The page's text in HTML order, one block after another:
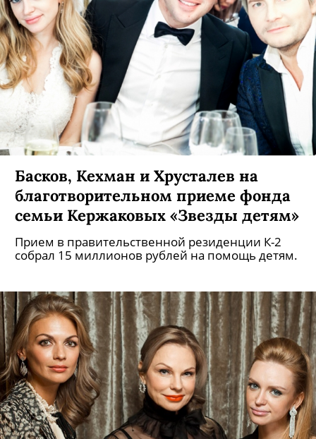
Басков, Кехман и Хрусталев на
благотворительном приеме фонда
семьи Кержаковых «Звезды детям»
Прием в правительственной резиденции К-2
собрал 15 миллионов рублей на помощь детям.